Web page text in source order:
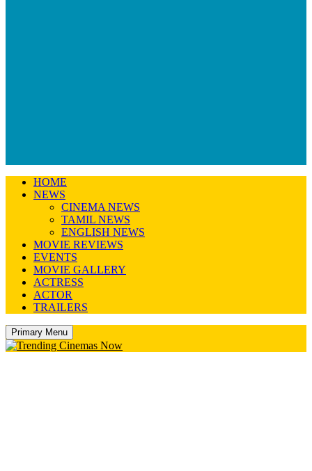
HOME
NEWS
CINEMA NEWS
TAMIL NEWS
ENGLISH NEWS
MOVIE REVIEWS
EVENTS
MOVIE GALLERY
ACTRESS
ACTOR
TRAILERS
Primary Menu